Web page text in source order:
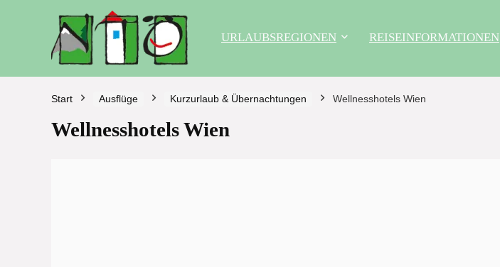
URLAUBSREGIONEN REISEINFORMATIONEN
Start Ausflüge Kurzurlaub & Übernachtungen Wellnesshotels Wien
Wellnesshotels Wien